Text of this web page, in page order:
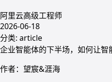
阿里云高级工程师
2026-06-18
分类: article
企业智能体的下半场，如何让智
作者：望宸&涯海